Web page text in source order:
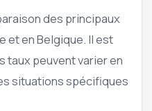
des principaux
et en Belgique. Il est
taux peuvent varier en
situations spécifiques